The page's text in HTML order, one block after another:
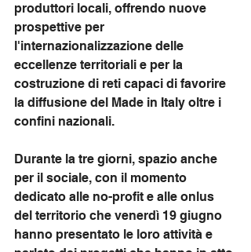
produttori locali, offrendo nuove
prospettive per
l'internazionalizzazione delle
eccellenze territoriali e per la
costruzione di reti capaci di favorire
la diffusione del Made in Italy oltre i
confini nazionali.
Durante la tre giorni, spazio anche
per il sociale, con il momento
dedicato alle no-profit e alle onlus
del territorio che venerdì 19 giugno
hanno presentato le loro attività e